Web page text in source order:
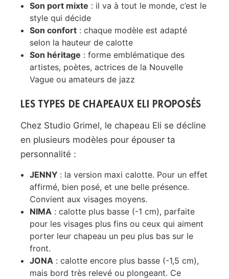
Son port mixte : il va à tout le monde, c’est le
style qui décide
Son confort : chaque modèle est adapté
selon la hauteur de calotte
Son héritage : forme emblématique des
artistes, poètes, actrices de la Nouvelle
Vague ou amateurs de jazz
LES TYPES DE CHAPEAUX ELI PROPOSÉS
Chez Studio Grimel, le chapeau Eli se décline
en plusieurs modèles pour épouser ta
personnalité :
JENNY : la version maxi calotte. Pour un effet
affirmé, bien posé, et une belle présence.
Convient aux visages moyens.
NIMA : calotte plus basse (-1 cm), parfaite
pour les visages plus fins ou ceux qui aiment
porter leur chapeau un peu plus bas sur le
front.
JONA : calotte encore plus basse (-1,5 cm),
mais bord très relevé ou plongeant. Ce